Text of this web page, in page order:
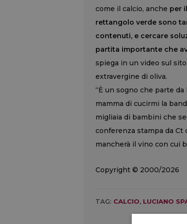
come il calcio, anche per
rettangolo verde sono
contenuti, e cercare
partita importante che
spiega in un video sul
extravergine di oliva.
“È un sogno che parte da
mamma di cucirmi la
migliaia di bambini che
conferenza stampa da Ct
mancherà il vino con cui
Copyright © 2000/2026
TAG: CALCIO, LUCIANO